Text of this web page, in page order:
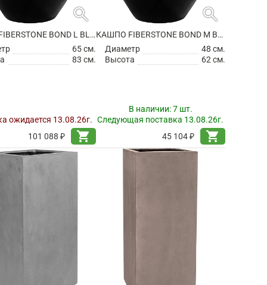
search
КАШПО FIBERSTONE BOND L BLACK
65 см.
83 см.
ожидается 13.08.26г.
101 088 ₽
shopping_cart
search
КАШПО FIBERSTONE BOND M BLACK
Диаметр
48 см.
Высота
62 см.
В наличии:7 шт.
Следующая поставка 13.08.26г.
45 104 ₽
shopping_cart